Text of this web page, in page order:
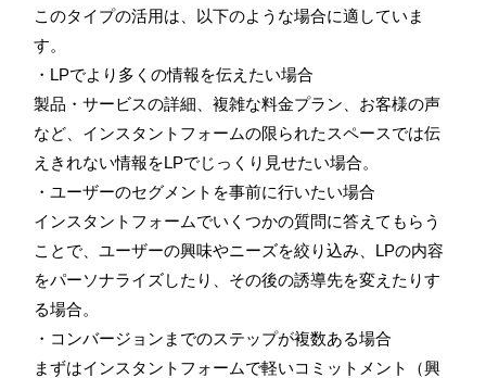
このタイプの活用は、以下のような場合に適していま
す。
・LPでより多くの情報を伝えたい場合
製品・サービスの詳細、複雑な料金プラン、お客様の声
など、インスタントフォームの限られたスペースでは伝
えきれない情報をLPでじっくり見せたい場合。
・ユーザーのセグメントを事前に行いたい場合
インスタントフォームでいくつかの質問に答えてもらう
ことで、ユーザーの興味やニーズを絞り込み、LPの内容
をパーソナライズしたり、その後の誘導先を変えたりす
る場合。
・コンバージョンまでのステップが複数ある場合
まずはインスタントフォームで軽いコミットメント（興